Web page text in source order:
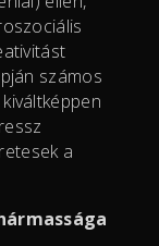
számos
a